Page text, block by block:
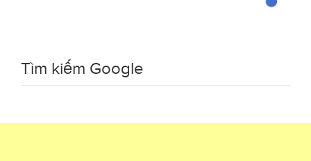
Tìm kiếm Google